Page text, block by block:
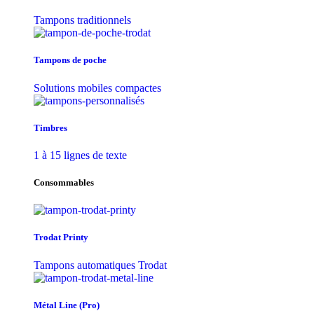
Tampons traditionnels
Tampons de poche
Solutions mobiles compactes
Timbres
1 à 15 lignes de texte
Consommables
Trodat Printy
Tampons automatiques Trodat
Métal Line (Pro)